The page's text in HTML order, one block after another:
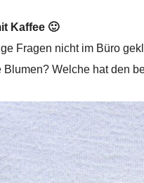
Kaffee 🙂
Fragen nicht im Büro
Welche hat den